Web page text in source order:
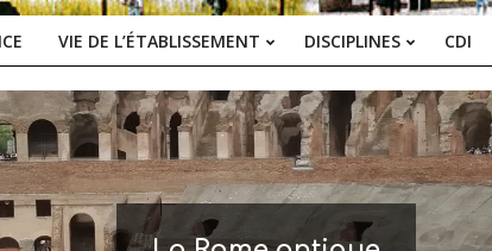
Primary
Navigation
Menu
VIE DE L’ÉTABLISSEMENT DISCIPLINES CDI